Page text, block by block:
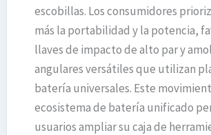
escobillas. Los consumidores
más la portabilidad y la potencia,
llaves de impacto de alto par y
angulares versátiles que utilizan
batería universales. Este
ecosistema de batería unificado
usuarios ampliar su caja de